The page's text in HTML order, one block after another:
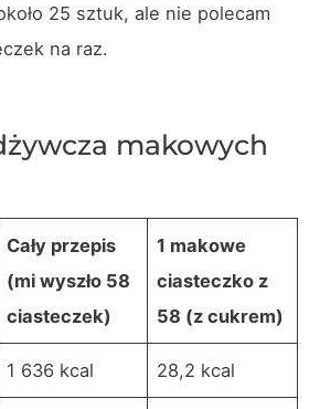
25 sztuk, ale nie polecam
na raz.
makowych
Cały przepis
(mi wyszło 58
ciasteczek)
1 makowe
ciasteczko z
58 (z cukrem)
1 636 kcal 28,2 kcal